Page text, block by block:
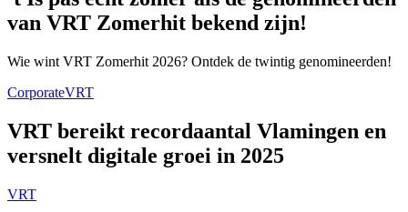
van VRT Zomerhit bekend zijn!
Wie wint VRT Zomerhit 2026? Ontdek de twintig genomineerden!
CorporateVRT
VRT bereikt recordaantal Vlamingen en
versnelt digitale groei in 2025
VRT